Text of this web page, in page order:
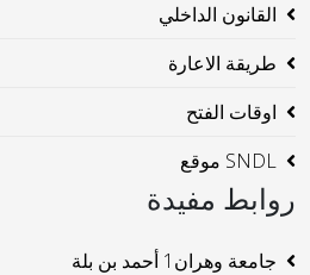
القانون الداخلي
طريقة الاعارة
اوقات الفتح
SNDL موقع
روابط مفيدة
جامعة وهران1 أحمد بن بلة